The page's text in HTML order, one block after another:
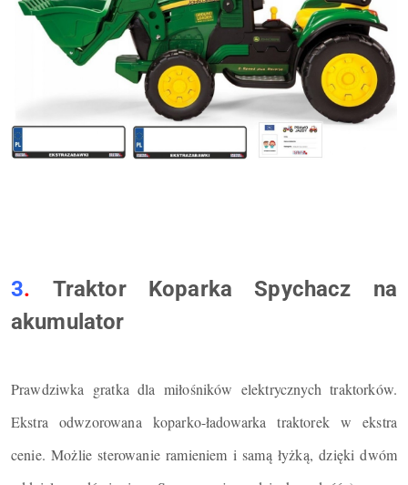
3. Traktor Koparka Spychacz na
akumulator
Prawdziwka gratka dla miłośników elektrycznych traktorków.
Ekstra odwzorowana koparko-ładowarka traktorek w ekstra
cenie. Możlie sterowanie ramieniem i samą łyżką, dzięki dwóm